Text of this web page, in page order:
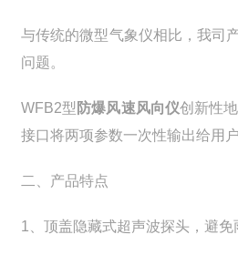
与传统的微型气象仪相比，我司
问题。
WFB2型 防爆风速风向仪创新性
接口将两项参数一次性输出给用户
二、产品特点
1、顶盖隐藏式超声波探头，避